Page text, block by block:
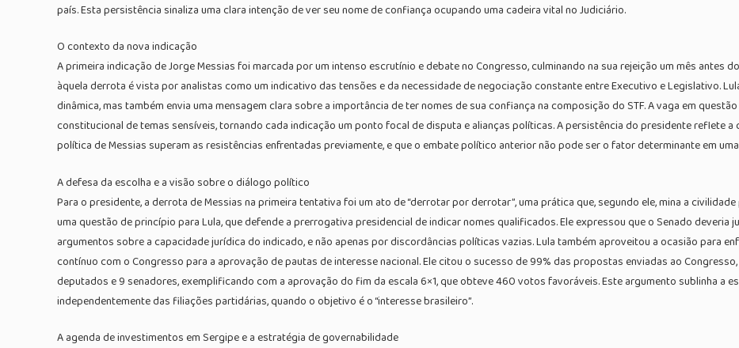
país. Esta persistência sinaliza uma clara intenção de ver seu nome de confiança ocupando uma cadeira vital no Judiciário.
O contexto da nova indicação
A primeira indicação de Jorge Messias foi marcada por um intenso escrutínio e debate no Congresso, culminando na sua rejeição um mês antes
àquela derrota é vista por analistas como um indicativo das tensões e da necessidade de negociação constante entre Executivo e Legislativo.
dinâmica, mas também envia uma mensagem clara sobre a importância de ter nomes de sua confiança na composição do STF. A vaga em
constitucional de temas sensíveis, tornando cada indicação um ponto focal de disputa e alianças políticas. A persistência do presidente reflete
política de Messias superam as resistências enfrentadas previamente, e que o embate político anterior não pode ser o fator determinante em
A defesa da escolha e a visão sobre o diálogo político
Para o presidente, a derrota de Messias na primeira tentativa foi um ato de “derrotar por derrotar”, uma prática que, segundo ele, mina a
uma questão de princípio para Lula, que defende a prerrogativa presidencial de indicar nomes qualificados. Ele expressou que o Senado deveria
argumentos sobre a capacidade jurídica do indicado, e não apenas por discordâncias políticas vazias. Lula também aproveitou a ocasião para
contínuo com o Congresso para a aprovação de pautas de interesse nacional. Ele citou o sucesso de 99% das propostas enviadas ao
deputados e 9 senadores, exemplificando com a aprovação do fim da escala 6×1, que obteve 460 votos favoráveis. Este argumento sublinha a
independentemente das filiações partidárias, quando o objetivo é o “interesse brasileiro”.
A agenda de investimentos em Sergipe e a estratégia de governabilidade